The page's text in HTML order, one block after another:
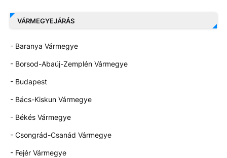
VÁRMEGYEJÁRÁS
- Baranya Vármegye
- Borsod-Abaúj-Zemplén Vármegye
- Budapest
- Bács-Kiskun Vármegye
- Békés Vármegye
- Csongrád-Csanád Vármegye
- Fejér Vármegye